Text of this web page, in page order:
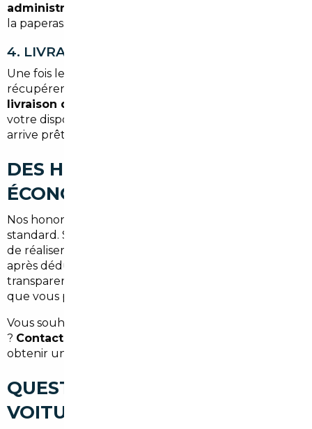
administratives
la paperasse.
4. LIVRAISON SELON VOS PRÉFÉRENCES
Une fois le véhicule prêt, vous choisissez comment le
récupérer :
livraison directement à votre domicile
votre disponibilité et l'option choisie. Votre voiture
arrive prête à rouler, immatriculée et conforme.
DES HONORAIRES CLAIRS, UNE
ÉCONOMIE RÉELLE
Nos honoraires démarrent à
standard. Sur un véhicule à 35 000 €, il n'est pas rare
de réaliser
après déduction de nos frais. Le calcul est
transparent dès le départ : vous savez exactement ce
que vous payez et ce que vous économisez.
Vous souhaitez un chiffrage précis pour votre projet
? Contactez notre équipe à Bordeaux
obtenir une estimation gratuite et sans engagement.
QUESTIONS SUR L'IMPORT DE
VOITURE À BORDEAUX ET EN